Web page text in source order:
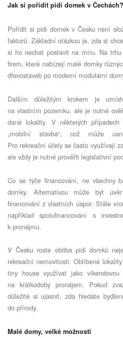
Jak si pořídit pidi domek v Čechách?
Pořídit si pidi domek v Česku není
faktorů. Základní otázkou je, zda si
si ho nechat postavit na míru. Na trhu
firem, které nabízejí malé domky
dřevostaveb po moderní modulární
Dalším důležitým krokem je
na vlastním pozemku, ale je nutné
dané lokality. V některých
„mobilní stavba“, což může
Pro rekreační účely se často využívají
ale vždy je nutné prověřit legislativní
Co se týče financování, ne všechny
domky. Alternativou může být
financování z vlastních úspor. Stále
například spolufinancování s
k pronájmu.
V Česku roste obliba pidi domků
rekreační nemovitosti. Oblíbené
tiny house využívat jako
na krátkodobý pronájem. Pokud
důležité si ujasnit, zda hledáte
do přírody.
Malé domy, velké možnosti